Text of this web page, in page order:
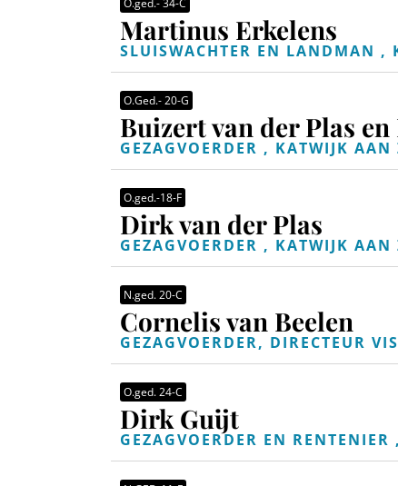
O.ged.- 34-C
Martinus Erkelens
SLUISWACHTER EN LANDMAN ,
O.Ged.- 20-G
Buizert van der Plas
GEZAGVOERDER , KATWIJK AAN
O.ged.-18-F
Dirk van der Plas
GEZAGVOERDER , KATWIJK AAN
N.ged. 20-C
Cornelis van Beelen
GEZAGVOERDER, DIRECTEUR
O.ged. 24-C
Dirk Guijt
GEZAGVOERDER EN